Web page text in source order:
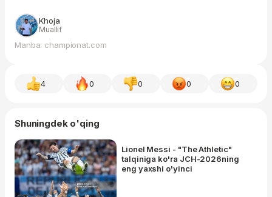
Khoja
Muallif
Manba: championat.com
4 0 0 0 0
Shuningdek o'qing
Lionel Messi - "The Athletic"
talqiniga ko'ra JCH-2026ning
eng yaxshi o'yinci